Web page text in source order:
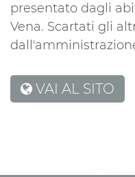
presentato dagli
Vena. Scartati gli
VAI AL SITO